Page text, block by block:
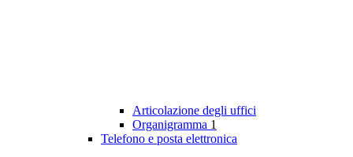
Articolazione degli uffici
Organigramma 1
Telefono e posta elettronica